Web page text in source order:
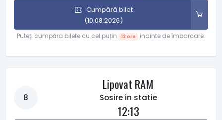
Cumpără bilet
(10.08.2026)
Puteți cumpăra bilete cu cel puțin 12 ore înainte de îmbarcare.
8
Lipovat RAM
Sosire in statie
12:13